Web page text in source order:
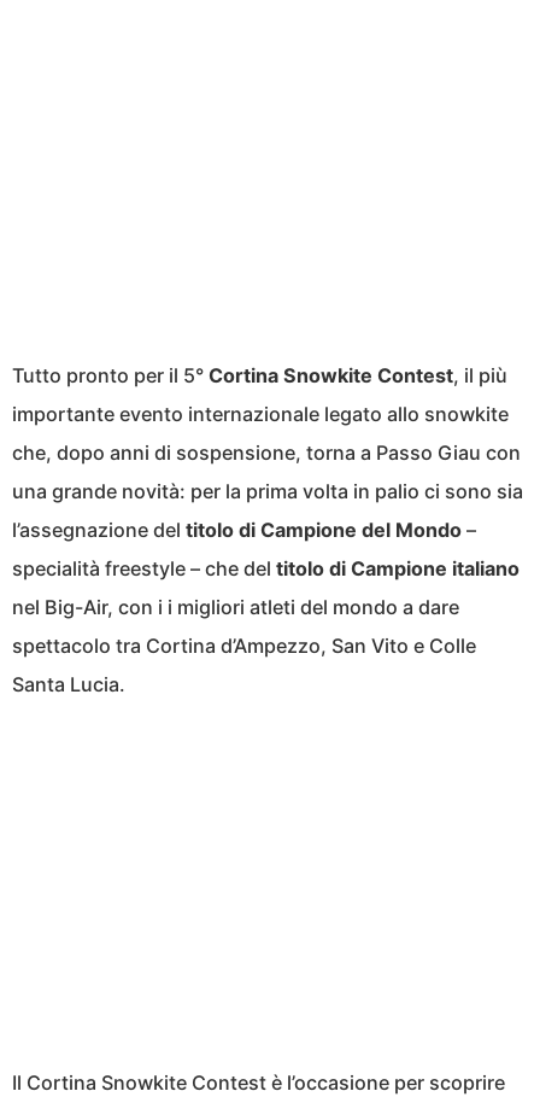
Tutto pronto per il 5° Cortina Snowkite Contest, il più
importante evento internazionale legato allo snowkite
che, dopo anni di sospensione, torna a Passo Giau con
una grande novità: per la prima volta in palio ci sono sia
l’assegnazione del titolo di Campione del Mondo –
specialità freestyle – che del titolo di Campione italiano
nel Big-Air, con i i migliori atleti del mondo a dare
spettacolo tra Cortina d’Ampezzo, San Vito e Colle
Santa Lucia.
Il Cortina Snowkite Contest è l’occasione per scoprire